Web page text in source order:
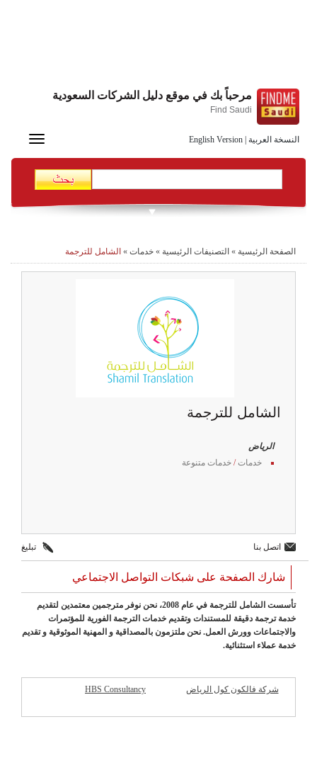
النسخة العربية English Version
مرحباً بك في موقع دليل الشركات السعودية
Find Saudi
Toggle
الصفحة الرئيسية » التصنيفات الرئيسية » خدمات » الشامل للترجمة
الشامل للترجمة
الرياض
خدمات/ خدمات متنوعة
اتصل بنا تبليغ
شارك الصفحة على شبكات التواصل الاجتماعي
تأسست الشامل للترجمة في عام 2008، نحن نوفر مترجمين معتمدين لتقديم
خدمة ترجمة دقيقة للمستندات وتقديم خدمات الترجمة الفورية للمؤتمرات
والاجتماعات وورش العمل. نحن ملتزمون بالمصداقية و المهنية الموثوقية و تقديم
خدمة عملاء استثنائية.
شركة فالكون كول الرياض HBS Consultancy